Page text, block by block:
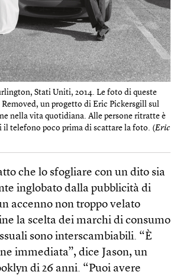
Stati Uniti, 2014. Le foto di queste
un progetto di Eric Pickersgill sul
nella vita quotidiana. Alle persone ritratte è
telefono poco prima di scattare la foto. (Eric
che lo sfogliare con un dito sia
inglobato dalla pubblicità di
accenno non troppo velato
la scelta dei marchi di consumo
sono interscambiabili. “È
immediata”, dice Jason, un
di 26 anni. “Puoi avere